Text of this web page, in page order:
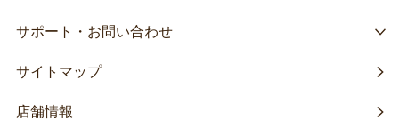
サポート・お問い合わせ
サイトマップ
店舗情報